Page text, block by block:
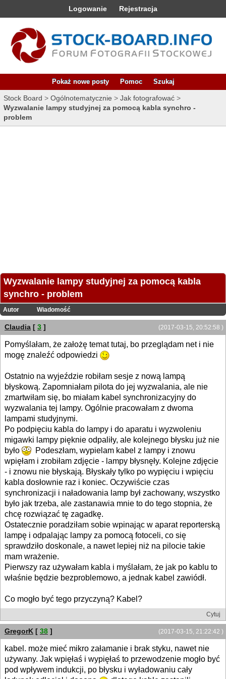
Logowanie Rejestracja
Pokaż nowe posty Pomoc Szukaj
Stock Board > Ogólnotematycznie > Jak fotografować >
Wyzwalanie lampy studyjnej za pomocą kabla synchro -
problem
Wyzwalanie lampy studyjnej za pomocą kabla
synchro - problem
Autor Wiadomość
(2017-03-15, 20:52:58 )
Claudia [ 3 ]
Pomyślałam, że założę temat tutaj, bo przeglądam net i nie
mogę znaleźć odpowiedzi
Ostatnio na wyjeździe robiłam sesje z nową lampą
błyskową. Zapomniałam pilota do jej wyzwalania, ale nie
zmartwiłam się, bo miałam kabel synchronizacyjny do
wyzwalania tej lampy. Ogólnie pracowałam z dwoma
lampami studyjnymi.
Po podpięciu kabla do lampy i do aparatu i wyzwoleniu
migawki lampy pięknie odpaliły, ale kolejnego błysku już nie
było
Podeszłam, wypielam kabel z lampy i znowu
wpięłam i zrobiłam zdjęcie - lampy błysnęły. Kolejne zdjęcie
- i znowu nie błyskają. Błyskały tylko po wypięciu i wpięciu
kabla dosłownie raz i koniec. Oczywiście czas
synchronizacji i naładowania lamp był zachowany, wszystko
było jak trzeba, ale zastanawia mnie to do tego stopnia, że
chcę rozwiązać tę zagadkę.
Ostatecznie poradziłam sobie wpinając w aparat reporterską
lampę i odpalając lampy za pomocą fotoceli, co się
sprawdziło doskonale, a nawet lepiej niż na pilocie takie
mam wrażenie.
Pierwszy raz używałam kabla i myślałam, że jak po kablu to
właśnie będzie bezproblemowo, a jednak kabel zawiódł.
Co mogło być tego przyczyną? Kabel?
Cytuj
(2017-03-15, 21:22:42 )
GregorK [ 38 ]
kabel. może mieć mikro załamanie i brak styku, nawet nie
używany. Jak wpięłaś i wypięłaś to przewodzenie mogło być
pod wpływem indukcji, po błysku i wyładowaniu cały